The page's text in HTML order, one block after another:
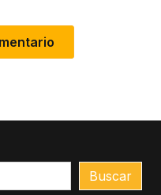
Buscar